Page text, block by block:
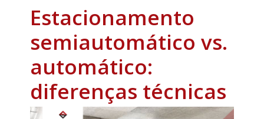
Estacionamento
semiautomático vs.
automático:
diferenças técnicas